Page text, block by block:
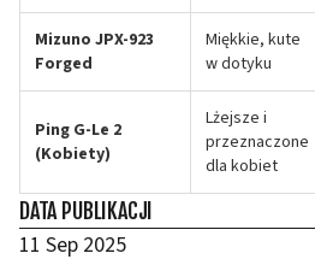
Mizuno JPX-923
Forged
Miękkie, kute
w dotyku
Ping G-Le 2
(Kobiety)
Lżejsze i
przeznaczone
dla kobiet
DATA PUBLIKACJI
11 Sep 2025